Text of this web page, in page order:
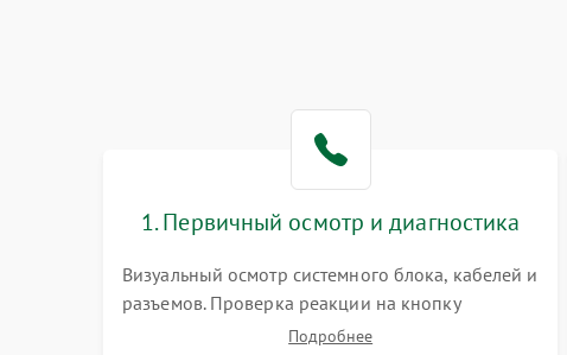
1. Первичный осмотр и диагностика
Визуальный осмотр системного блока, кабелей и
разъемов. Проверка реакции на кнопку
включения и звуковых сигналов POST. Оценка
Подробнее